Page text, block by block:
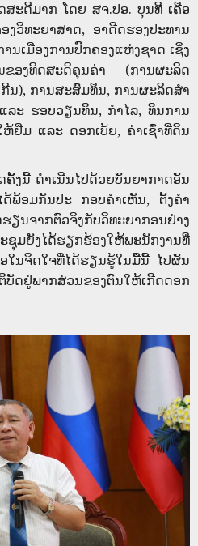
ະດີມາກ ໂດຍ ສຈ.ປອ. ບຸນທີ ເຄືອ
ທະຍາສາດ, ອາດີດຮອງປະທານ
ນເມືອງການປົກຄອງແຫ່ງຊາດ ເຊິ່ງ
ນຂອງທິດສະດີຄຸນຄ່າ (ການຜະລິດ
ນ), ການສະສົມທຶນ, ການຜະລິດສໍາ
ະ ຮອບວຽນທຶນ, ກໍາໄລ, ທຶນການ
ຢືມ ແລະ ດອກເບ້ຍ, ຄ່າເຊົ່າທີ່ດິນ
ນີ້ ດໍາເນີນໄປດ້ວຍບັນຍາກາດອັນ
ພ້ອມກັນປະ ກອບຄຳເຫັນ, ຕັ້ງຄໍາ
ຈາກຕົວຈິງກັບວິທະຍາກອນຢ່າງ
ຊຸມຍັງໄດ້ຮຽກຮ້ອງໃຫ້ພະນັກງານທີ່
ໃນຈິດໃຈທີ່ໄດ້ຮຽນຮູ້ໃນມື້ນີ້ ໄປຜັນ
ຢູ່ພາກສ່ວນຂອງຕົນໃຫ້ເກີດດອກ